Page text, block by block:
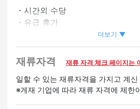
・시간외 수당
・유급 휴가
・승급 있음
・심야 수당 있음
환영
더보기 ▼
재류자격 재류 자격 체크 페이지는
일할 수 있는 재류자격을 가지고 계신
※게재 기업에 따라 재류 자격에 제한